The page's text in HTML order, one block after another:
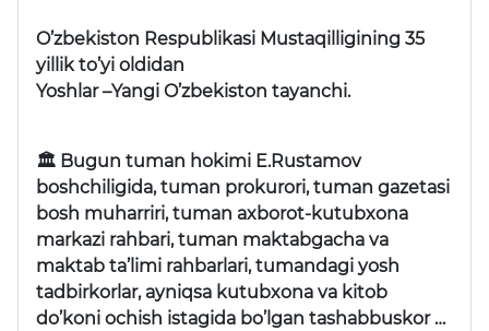
O’zbekiston Respublikasi Mustaqilligining 35
yillik to’yi oldidan
Yoshlar –Yangi O’zbekiston tayanchi.
🏛 Bugun tuman hokimi E.Rustamov
boshchiligida, tuman prokurori, tuman gazetasi
bosh muharriri, tuman axborot-kutubxona
markazi rahbari, tuman maktabgacha va
maktab ta’limi rahbarlari, tumandagi yosh
tadbirkorlar, ayniqsa kutubxona va kitob
do’koni ochish istagida bo’lgan tashabbuskor …